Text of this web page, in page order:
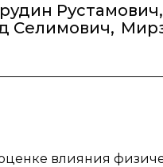
Рустамович,
Селимович,
влияния